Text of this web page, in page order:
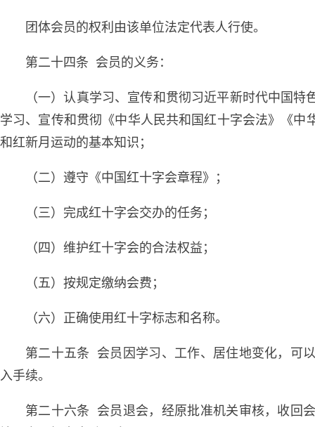
团体会员的权利由该单位法定代表人行使。
第二十四条 会员的义务：
（一）认真学习、宣传和贯彻习近平新时代中国
学习、宣传和贯彻《中华人民共和国红十字会法》《
和红新月运动的基本知识；
（二）遵守《中国红十字会章程》；
（三）完成红十字会交办的任务；
（四）维护红十字会的合法权益；
（五）按规定缴纳会费；
（六）正确使用红十字标志和名称。
第二十五条 会员因学习、工作、居住地变化，可
入手续。
第二十六条 会员退会，经原批准机关审核，收回